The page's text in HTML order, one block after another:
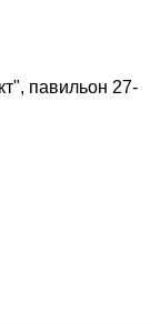
павильон 27-